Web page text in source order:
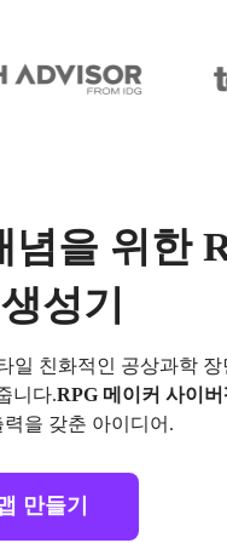
을 위한
성기
친화적인 공상과학
니다.RPG 메이커 사이
을 갖춘 아이디어.
만들기